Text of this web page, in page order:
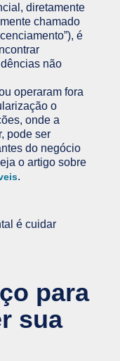
diretamente
chamado
é
não
operaram fora
o
onde a
pode ser
do negócio
o artigo sobre
.
é cuidar
para
sua